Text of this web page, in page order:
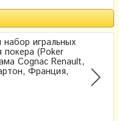
игральных
покера (Poker
Cognac Renault,
Франция,